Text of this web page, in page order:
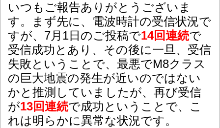
いつもご報告ありがとうございま
す。まず先に、電波時計の受信状況で
すが、7月1日のご投稿で14回連続で
受信成功とあり、その後に一旦、受信
失敗ということで、最悪でM8クラス
の巨大地震の発生が近いのではない
かと推測していましたが、再び受信
が13回連続で成功ということで、こ
れは明らかに異常な状況です。